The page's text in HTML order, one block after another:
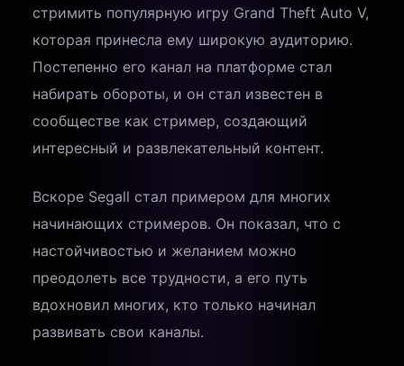
стримить популярную игру Grand Theft Auto V,
которая принесла ему широкую аудиторию.
Постепенно его канал на платформе стал
набирать обороты, и он стал известен в
сообществе как стример, создающий
интересный и развлекательный контент.
Вскоре Segall стал примером для многих
начинающих стримеров. Он показал, что с
настойчивостью и желанием можно
преодолеть все трудности, а его путь
вдохновил многих, кто только начинал
развивать свои каналы.